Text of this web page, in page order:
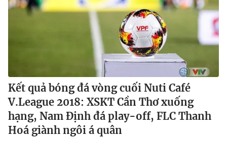
Kết quả bóng đá vòng cuối Nuti Café
V.League 2018: XSKT Cần Thơ xuống
hạng, Nam Định đá play-off, FLC Thanh
Hoá giành ngôi á quân